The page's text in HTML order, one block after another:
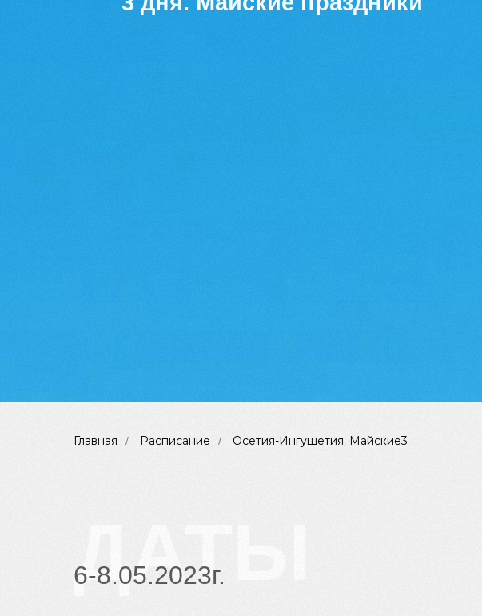
Главная / Расписание / Осетия-Ингушетия. Майские3
ДАТЫ
6-8.05.2023г.